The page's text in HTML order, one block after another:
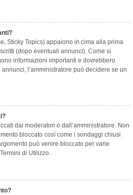
Sticky Topics) appaiono in cima alla prima
(dopo eventuali annunci). Come si
informazioni importanti e dovrebbero
l’amministratore può decidere se un
dai moderatori o dall’amministratore. Non
bloccato così come i sondaggi chiusi
può venire bloccato per varie
di Utilizzo.